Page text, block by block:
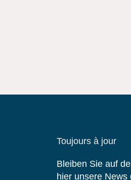
Toujours à jour
Bleiben Sie auf
hier unsere